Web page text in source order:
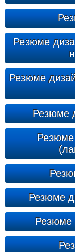
Резюме
Резюме
Резюме
Резюме
Резюме